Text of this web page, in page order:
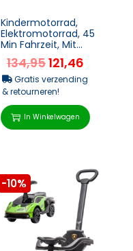
Kindermotorrad,
Elektromotorrad, 45
Min Fahrzeit, Mit
Stützrädern, Ab 3
Jahren, Rot+weiß, 106,5
X...
134,95121,46
Gratis verzending
& retourneren!
In Winkelwagen
-10%